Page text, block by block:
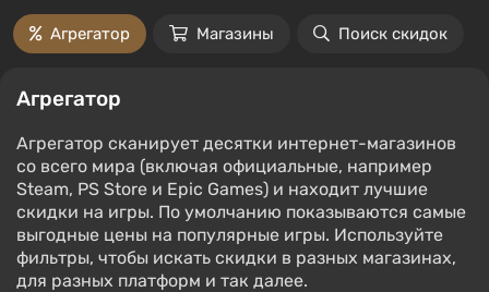
Агрегатор Магазины Поиск скидок
Агрегатор
Агрегатор сканирует десятки интернет-магазинов
со всего мира (включая официальные, например
Steam, PS Store и Epic Games) и находит лучшие
скидки на игры. По умолчанию показываются самые
выгодные цены на популярные игры. Используйте
фильтры, чтобы искать скидки в разных магазинах,
для разных платформ и так далее.